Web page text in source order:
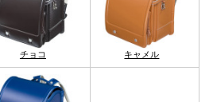
チョコ キャメル